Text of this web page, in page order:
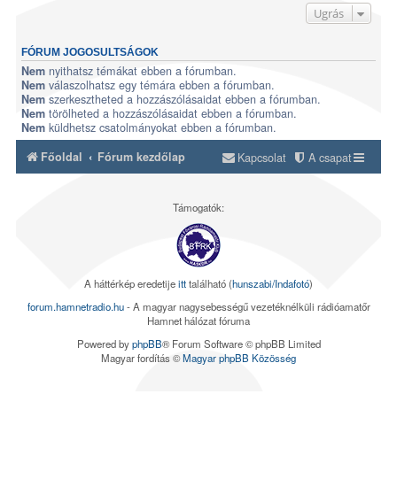
Ugrás
FÓRUM JOGOSULTSÁGOK
Nem nyithatsz témákat ebben a fórumban.
Nem válaszolhatsz egy témára ebben a fórumban.
Nem szerkesztheted a hozzászólásaidat ebben a fórumban.
Nem törölheted a hozzászólásaidat ebben a fórumban.
Nem küldhetsz csatolmányokat ebben a fórumban.
Főoldal Fórum kezdőlap A csapat
Kapcsolat
Támogatók:
A háttérkép eredetijeitttalálható (hunszabi/Indafotó)
forum.hamnetradio.hu- A magyar nagysebességű vezetéknélküli rádióamatőr
Hamnet hálózat fóruma
Powered byphpBB® Forum Software © phpBB Limited
Magyar fordítás ©Magyar phpBB Közösség